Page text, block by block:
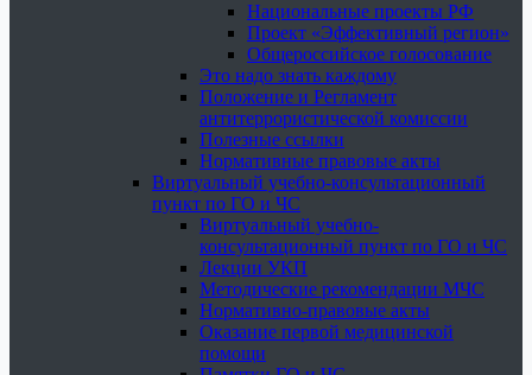
Национальные проекты РФ
Проект «Эффективный регион»
Общероссийское голосование
Это надо знать каждому
Положение и Регламент
антитеррористической комиссии
Полезные ссылки
Нормативные правовые акты
Виртуальный учебно-консультационный
пункт по ГО и ЧС
Виртуальный учебно-
консультационный пункт по ГО и ЧС
Лекции УКП
Методические рекомендации МЧС
Нормативно-правовые акты
Оказание первой медицинской
помощи